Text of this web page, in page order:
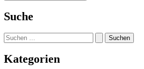
Suche
Suchen
nach:
Kategorien